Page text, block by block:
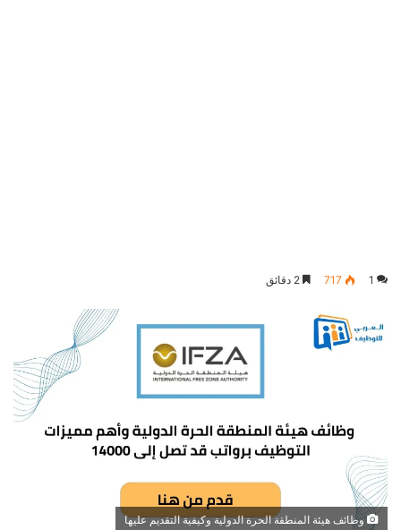
1
717
وظائف هيئة المنطقة الحرة الدولية وكيفية التقديم عليها